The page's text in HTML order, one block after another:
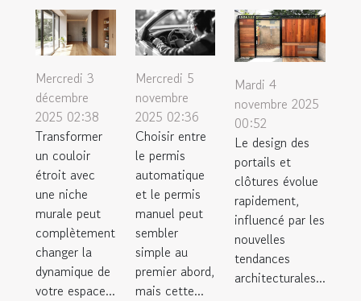
Mercredi 3
décembre
2025 02:38
Transformer
un couloir
étroit avec
une niche
murale peut
complètement
changer la
dynamique de
votre espace...
Mercredi 5
novembre
2025 02:36
Choisir entre
le permis
automatique
et le permis
manuel peut
sembler
simple au
premier abord,
mais cette...
Mardi 4
novembre 2025
00:52
Le design des
portails et
clôtures évolue
rapidement,
influencé par les
nouvelles
tendances
architecturales...